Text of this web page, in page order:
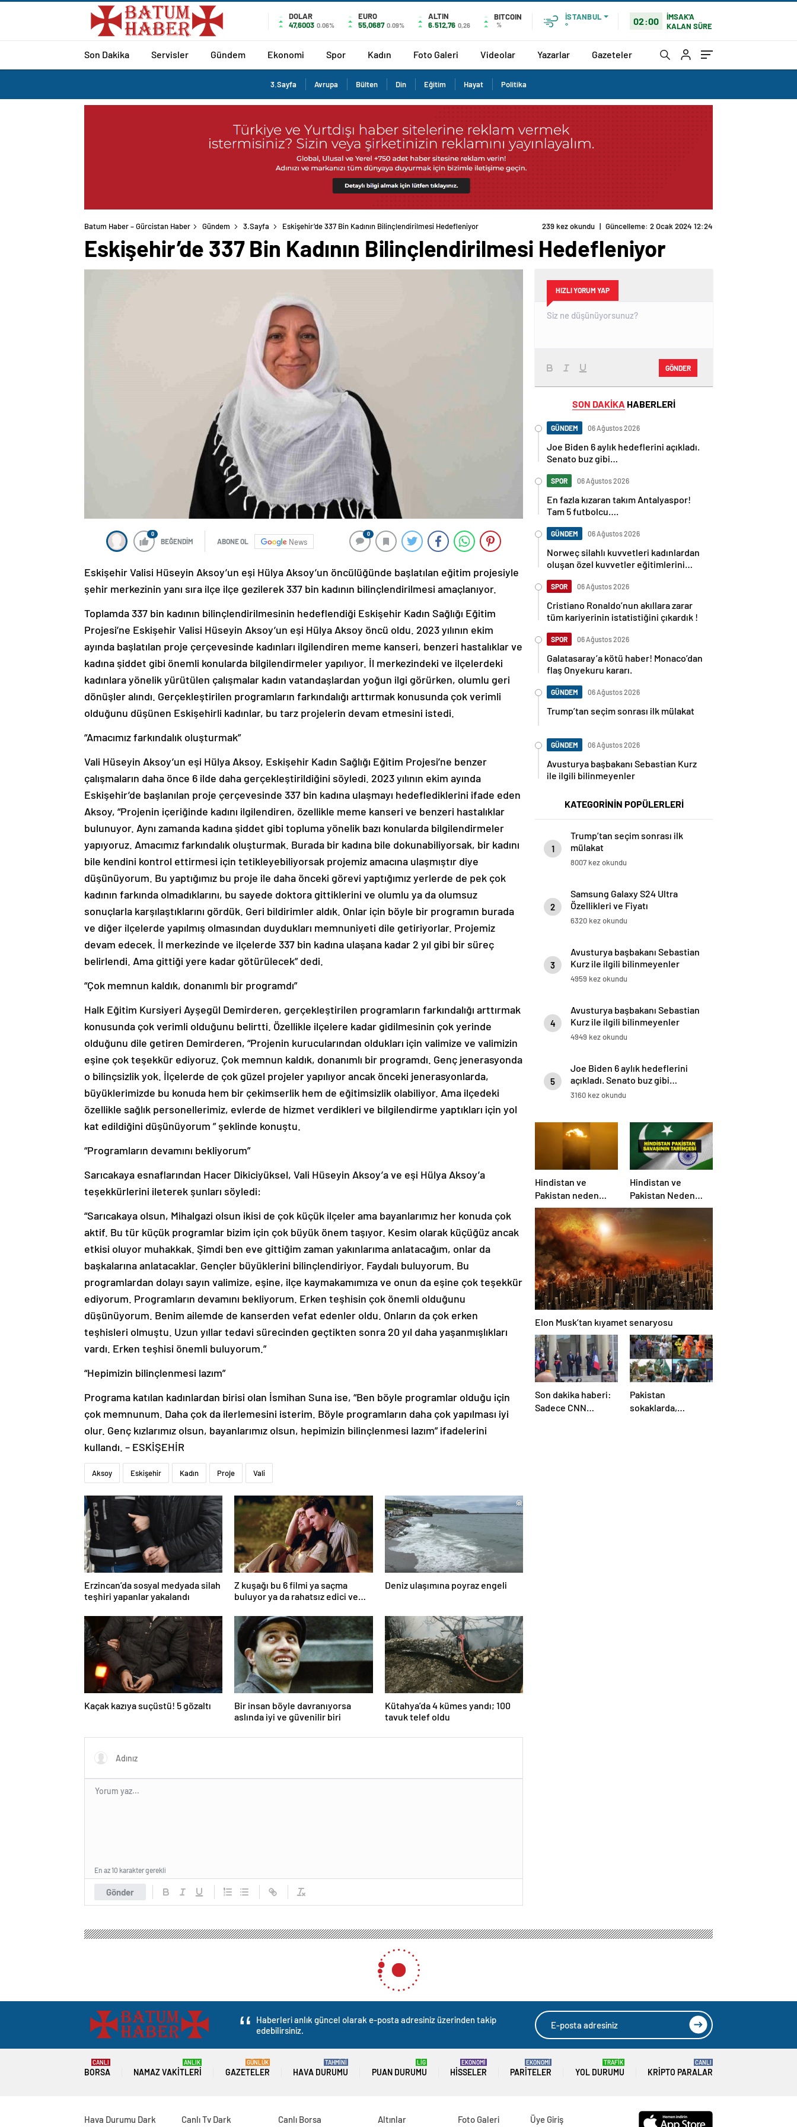
DOLAR
47,6003 0.06%
EURO
55,0687 0.09%
ALTIN
6.512,76 0,26
BITCOIN
%
İSTANBUL
°
02:00
İMSAK'A
KALAN SÜRE
Son Dakika Servisler Gündem Ekonomi Spor Kadın Foto Galeri Videolar Yazarlar Gazeteler
3.Sayfa Avrupa Bülten Din Eğitim Hayat Politika
Batum Haber – Gürcistan Haber Gündem 3.Sayfa Eskişehir’de 337 Bin Kadının Bilinçlendirilmesi Hedefleniyor 239 kez okundu | Güncelleme: 2 Ocak 2024 12:24
Eskişehir’de 337 Bin Kadının Bilinçlendirilmesi Hedefleniyor
0
BEĞENDİM ABONE OL News
0
Eskişehir Valisi Hüseyin Aksoy’un eşi Hülya Aksoy’un öncülüğünde başlatılan eğitim projesiyle
şehir merkezinin yanı sıra ilçe ilçe gezilerek 337 bin kadının bilinçlendirilmesi amaçlanıyor.
Toplamda 337 bin kadının bilinçlendirilmesinin hedeflendiği Eskişehir Kadın Sağlığı Eğitim
Projesi’ne Eskişehir Valisi Hüseyin Aksoy’un eşi Hülya Aksoy öncü oldu. 2023 yılının ekim
ayında başlatılan proje çerçevesinde kadınları ilgilendiren meme kanseri, benzeri hastalıklar ve
kadına şiddet gibi önemli konularda bilgilendirmeler yapılıyor. İl merkezindeki ve ilçelerdeki
kadınlara yönelik yürütülen çalışmalar kadın vatandaşlardan yoğun ilgi görürken, olumlu geri
dönüşler alındı. Gerçekleştirilen programların farkındalığı arttırmak konusunda çok verimli
olduğunu düşünen Eskişehirli kadınlar, bu tarz projelerin devam etmesini istedi.
“Amacımız farkındalık oluşturmak”
Vali Hüseyin Aksoy’un eşi Hülya Aksoy, Eskişehir Kadın Sağlığı Eğitim Projesi’ne benzer
çalışmaların daha önce 6 ilde daha gerçekleştirildiğini söyledi. 2023 yılının ekim ayında
Eskişehir’de başlanılan proje çerçevesinde 337 bin kadına ulaşmayı hedeflediklerini ifade eden
Aksoy, “Projenin içeriğinde kadını ilgilendiren, özellikle meme kanseri ve benzeri hastalıklar
bulunuyor. Aynı zamanda kadına şiddet gibi topluma yönelik bazı konularda bilgilendirmeler
yapıyoruz. Amacımız farkındalık oluşturmak. Burada bir kadına bile dokunabiliyorsak, bir kadını
bile kendini kontrol ettirmesi için tetikleyebiliyorsak projemiz amacına ulaşmıştır diye
düşünüyorum. Bu yaptığımız bu proje ile daha önceki görevi yaptığımız yerlerde de pek çok
kadının farkında olmadıklarını, bu sayede doktora gittiklerini ve olumlu ya da olumsuz
sonuçlarla karşılaştıklarını gördük. Geri bildirimler aldık. Onlar için böyle bir programın burada
ve diğer ilçelerde yapılmış olmasından duydukları memnuniyeti dile getiriyorlar. Projemiz
devam edecek. İl merkezinde ve ilçelerde 337 bin kadına ulaşana kadar 2 yıl gibi bir süreç
belirlendi. Ama gittiği yere kadar götürülecek” dedi.
“Çok memnun kaldık, donanımlı bir programdı”
Halk Eğitim Kursiyeri Ayşegül Demirderen, gerçekleştirilen programların farkındalığı arttırmak
konusunda çok verimli olduğunu belirtti. Özellikle ilçelere kadar gidilmesinin çok yerinde
olduğunu dile getiren Demirderen, “Projenin kurucularından oldukları için valimize ve valimizin
eşine çok teşekkür ediyoruz. Çok memnun kaldık, donanımlı bir programdı. Genç jenerasyonda
o bilinçsizlik yok. İlçelerde de çok güzel projeler yapılıyor ancak önceki jenerasyonlarda,
büyüklerimizde bu konuda hem bir çekimserlik hem de eğitimsizlik olabiliyor. Ama ilçedeki
özellikle sağlık personellerimiz, evlerde de hizmet verdikleri ve bilgilendirme yaptıkları için yol
kat edildiğini düşünüyorum ” şeklinde konuştu.
“Programların devamını bekliyorum”
Sarıcakaya esnaflarından Hacer Dikiciyüksel, Vali Hüseyin Aksoy’a ve eşi Hülya Aksoy’a
teşekkürlerini ileterek şunları söyledi:
“Sarıcakaya olsun, Mihalgazi olsun ikisi de çok küçük ilçeler ama bayanlarımız her konuda çok
aktif. Bu tür küçük programlar bizim için çok büyük önem taşıyor. Kesim olarak küçüğüz ancak
etkisi oluyor muhakkak. Şimdi ben eve gittiğim zaman yakınlarıma anlatacağım, onlar da
başkalarına anlatacaklar. Gençler büyüklerini bilinçlendiriyor. Faydalı buluyorum. Bu
programlardan dolayı sayın valimize, eşine, ilçe kaymakamımıza ve onun da eşine çok teşekkür
ediyorum. Programların devamını bekliyorum. Erken teşhisin çok önemli olduğunu
düşünüyorum. Benim ailemde de kanserden vefat edenler oldu. Onların da çok erken
teşhisleri olmuştu. Uzun yıllar tedavi sürecinden geçtikten sonra 20 yıl daha yaşanmışlıkları
vardı. Erken teşhisi önemli buluyorum.”
“Hepimizin bilinçlenmesi lazım”
Programa katılan kadınlardan birisi olan İsmihan Suna ise, “Ben böyle programlar olduğu için
çok memnunum. Daha çok da ilerlemesini isterim. Böyle programların daha çok yapılması iyi
olur. Genç kızlarımız olsun, bayanlarımız olsun, hepimizin bilinçlenmesi lazım” ifadelerini
kullandı. – ESKİŞEHİR
Aksoy Eskişehir Kadın Proje Vali
Erzincan’da sosyal medyada silah
teşhiri yapanlar yakalandı
Z kuşağı bu 6 filmi ya saçma
buluyor ya da rahatsız edici ve
Deniz ulaşımına poyraz engeli
Kaçak kazıya suçüstü! 5 gözaltı
Bir insan böyle davranıyorsa
aslında iyi ve güvenilir biri
Kütahya’da 4 kümes yandı; 100
tavuk telef oldu
Gönder
En az 10 karakter gerekli
HIZLI YORUM YAP
GÖNDER
SON DAKİKA HABERLERİ
GÜNDEM 06 Ağustos 2026
Joe Biden 6 aylık hedeflerini açıkladı.
Senato buz gibi…
SPOR 06 Ağustos 2026
En fazla kızaran takım Antalyaspor!
Tam 5 futbolcu….
GÜNDEM 06 Ağustos 2026
Norweç silahlı kuvvetleri kadınlardan
oluşan özel kuvvetler eğitimlerini
SPOR 06 Ağustos 2026
Cristiano Ronaldo’nun akıllara zarar
tüm kariyerinin istatistiğini çıkardık !
SPOR 06 Ağustos 2026
Galatasaray’a kötü haber! Monaco’dan
flaş Onyekuru kararı.
GÜNDEM 06 Ağustos 2026
Trump’tan seçim sonrası ilk mülakat
GÜNDEM 06 Ağustos 2026
Avusturya başbakanı Sebastian Kurz
ile ilgili bilinmeyenler
KATEGORİNİN POPÜLERLERİ
1
Trump’tan seçim sonrası ilk
mülakat
8007 kez okundu
2
Samsung Galaxy S24 Ultra
Özellikleri ve Fiyatı
6320 kez okundu
3
Avusturya başbakanı Sebastian
Kurz ile ilgili bilinmeyenler
4959 kez okundu
4
Avusturya başbakanı Sebastian
Kurz ile ilgili bilinmeyenler
4949 kez okundu
5
Joe Biden 6 aylık hedeflerini
açıkladı. Senato buz gibi…
3160 kez okundu
Hindistan ve
Pakistan neden
savaşıyor?
Hindistan ve
Pakistan Neden
Savaşıyor? Keşmir
Neden Savaş
Başladı? İşte
Hindistan Pakistan
Savaşının Tarihçesi!
Elon Musk’tan kıyamet senaryosu
Son dakika haberi:
Sadece CNN
Pakistan
sokaklarda,
Haberleri anlık güncel olarak e-posta adresiniz üzerinden takip
edebilirsiniz.
BORSA
CANLI
NAMAZ VAKITLERI
ANLIK
GAZETELER
GÜNLÜK
HAVA DURUMU
TAHMİNİ
PUAN DURUMU
LİG
HISSELER
EKONOMİ
PARITELER
EKONOMİ
YOL DURUMU
TRAFİK
KRIPTO PARALAR
CANLI
Hava Durumu Dark Canlı Tv Dark Canlı Borsa Altınlar Foto Galeri Üye Giriş